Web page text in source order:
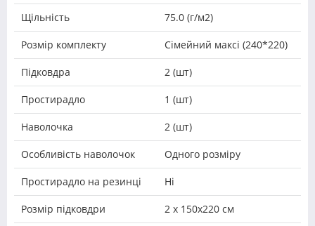
Щільність 75.0 (г/м2)
Розмір комплекту Сімейний максі (240*220)
Підковдра 2 (шт)
Простирадло 1 (шт)
Наволочка 2 (шт)
Особливість наволочок Одного розміру
Простирадло на резинці Ні
Розмір підковдри 2 х 150х220 см